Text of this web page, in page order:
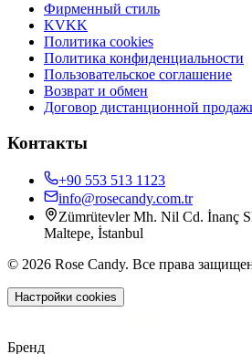
Фирменный стиль
KVKK
Политика cookies
Политика конфиденциальности
Пользовательское соглашение
Возврат и обмен
Договор дистанционной
Контакты
+90 553 513 1123
info@rosecandy.com.tr
Zümrütevler Mh. Nil Cd. İnanç
Maltepe, İstanbul
© 2026 Rose Candy. Все права
Настройки cookies
Бренд
Size Nasıl Yardımcı Olabiliriz?